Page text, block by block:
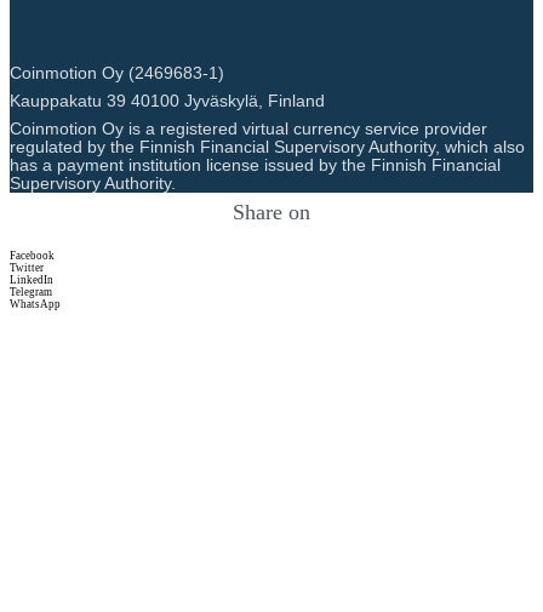
Coinmotion Oy (2469683-1)
Kauppakatu 39 40100 Jyväskylä, Finland
Coinmotion Oy is a registered virtual currency service provider
regulated by the Finnish Financial Supervisory Authority, which also
has a payment institution license issued by the Finnish Financial
Supervisory Authority.
Share on
Facebook
Twitter
LinkedIn
Telegram
WhatsApp